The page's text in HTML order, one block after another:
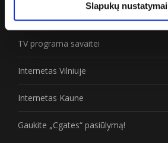
Slapukų nustatymai
TV programa savaitei
Internetas Vilniuje
Internetas Kaune
Gaukite „Cgates“ pasiūlymą!